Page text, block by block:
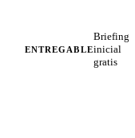
ENTREGABLE
Briefing
inicial
gratis